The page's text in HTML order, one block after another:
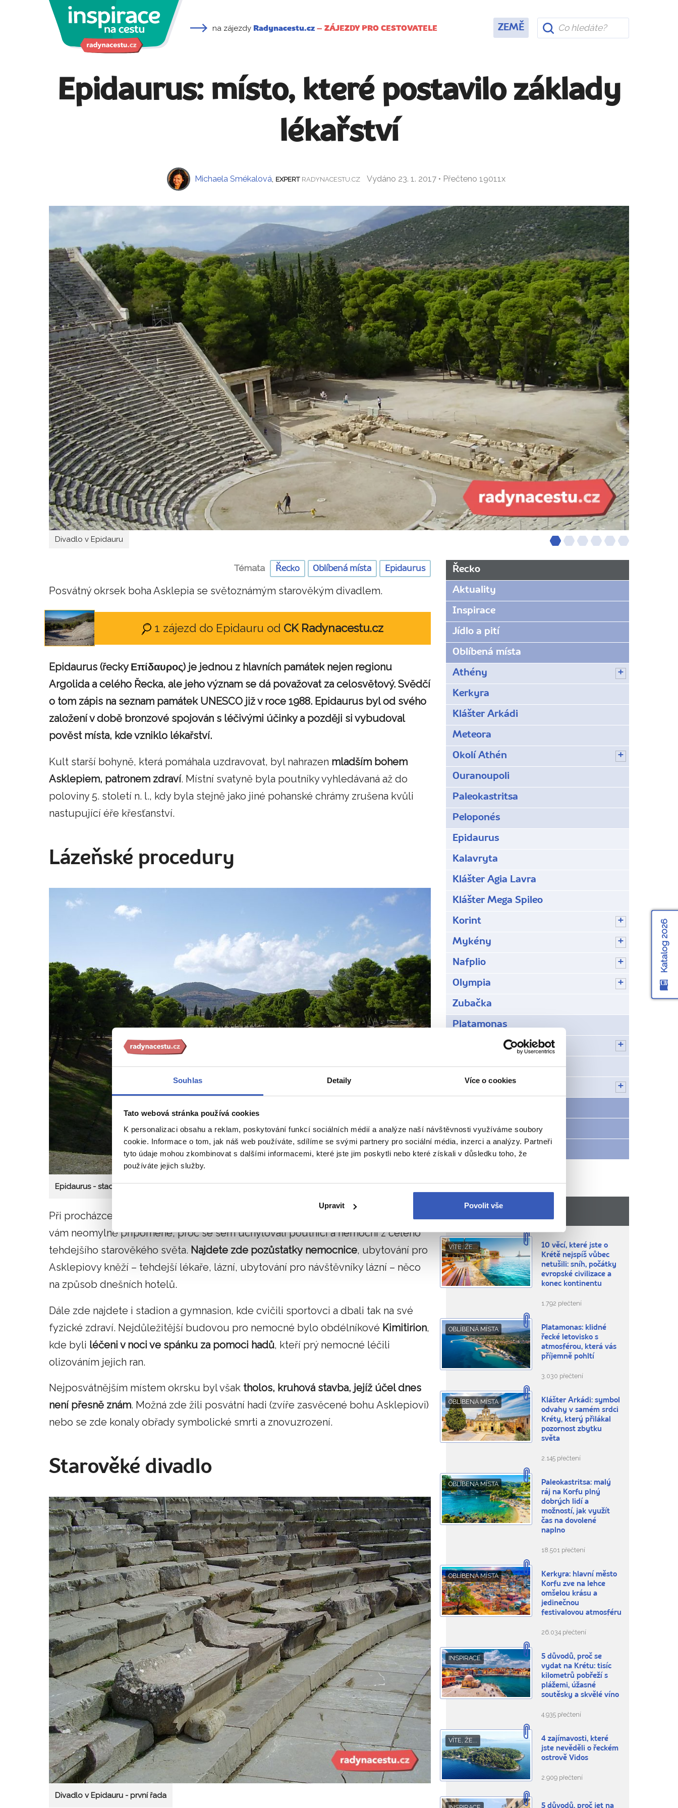
Souhlas Detaily Více o cookies
Tato webová stránka používá cookies
K personalizaci obsahu a reklam, poskytování funkcí sociálních médií a analýze naší návštěvnosti využíváme soubory
cookie. Informace o tom, jak náš web používáte, sdílíme se svými partnery pro sociální média, inzerci a analýzy. Partneři
tyto údaje mohou zkombinovat s dalšími informacemi, které jste jim poskytli nebo které získali v důsledku toho, že
používáte jejich služby.
Upravit Povolit vše
na zájezdy Radynacestu.cz – ZÁJEZDY PRO CESTOVATELE ZEMĚ
Epidaurus: místo, které postavilo základy
lékařství
Michaela Smékalová, EXPERT RADYNACESTU.CZ Vydáno 23. 1. 2017 • Přečteno 19011x
Divadlo v Epidauru
Témata Řecko Oblíbená místa Epidaurus
Posvátný okrsek boha Asklepia se světoznámým starověkým divadlem.
1 zájezd do Epidauru od CK Radynacestu.cz
Epidaurus (řecky Επίδαυρος) je jednou z hlavních památek nejen regionu
Argolida a celého Řecka, ale jeho význam se dá považovat za celosvětový. Svědčí
o tom zápis na seznam památek UNESCO již v roce 1988. Epidaurus byl od svého
založení v době bronzové spojován s léčivými účinky a později si vybudoval
pověst místa, kde vzniklo lékařství.
Kult starší bohyně, která pomáhala uzdravovat, byl nahrazen mladším bohem
Asklepiem, patronem zdraví. Místní svatyně byla poutníky vyhledávaná až do
poloviny 5. století n. l., kdy byla stejně jako jiné pohanské chrámy zrušena kvůli
nastupující éře křesťanství.
Lázeňské procedury
Epidaurus - stadion
Při procházce posvátným Asklepiovým okrskem narazíte na budovy, jejichž účel
vám neomylně připomene, proč se sem uchylovali poutníci a nemocní z celého
tehdejšího starověkého světa. Najdete zde pozůstatky nemocnice, ubytování pro
Asklepiovy kněží – tehdejší lékaře, lázní, ubytování pro návštěvníky lázní – něco
na způsob dnešních hotelů.
Dále zde najdete i stadion a gymnasion, kde cvičili sportovci a dbali tak na své
fyzické zdraví. Nejdůležitější budovou pro nemocné bylo obdélníkové Kimitirion,
kde byli léčeni v noci ve spánku za pomoci hadů, kteří prý nemocné léčili
olizováním jejich ran.
Nejposvátnějším místem okrsku byl však tholos, kruhová stavba, jejíž účel dnes
není přesně znám. Možná zde žili posvátní hadi (zvíře zasvěcené bohu Asklepiovi)
nebo se zde konaly obřady symbolické smrti a znovuzrození.
Starověké divadlo
Divadlo v Epidauru - první řada
Řecko
Aktuality
Inspirace
Jídlo a pití
Oblíbená místa
Athény
Kerkyra
Klášter Arkádi
Meteora
Okolí Athén
Ouranoupoli
Paleokastritsa
Peloponés
Epidaurus
Kalavryta
Klášter Agia Lavra
Klášter Mega Spileo
Korint
Mykény
Nafplio
Olympia
Zubačka
Platamonas
Svatá hora Athos
Rady na cestu
Víte, že...
Doporučujeme z Řecka
VÍTE, ŽE...
10 věcí, které jste o
Krétě nejspíš vůbec
netušili: sníh, počátky
evropské civilizace a
konec kontinentu
1.792 přečtení
OBLÍBENÁ MÍSTA
Platamonas: klidné
řecké letovisko s
atmosférou, která vás
příjemně pohltí
3.030 přečtení
OBLÍBENÁ MÍSTA
Klášter Arkádi: symbol
odvahy v samém srdci
Kréty, který přilákal
pozornost zbytku
světa
2.145 přečtení
OBLÍBENÁ MÍSTA
Paleokastritsa: malý
ráj na Korfu plný
dobrých lidí a
možností, jak využít
čas na dovolené
naplno
18.501 přečtení
OBLÍBENÁ MÍSTA
Kerkyra: hlavní město
Korfu zve na lehce
omšelou krásu a
jedinečnou
festivalovou atmosféru
26.034 přečtení
INSPIRACE
5 důvodů, proč se
vydat na Krétu: tisíc
kilometrů pobřeží s
plážemi, úžasné
soutěsky a skvělé víno
4.935 přečtení
VÍTE, ŽE...
4 zajímavosti, které
jste nevěděli o řeckém
ostrově Vidos
2.909 přečtení
5 důvodů, proč jet na
Katalog 2026